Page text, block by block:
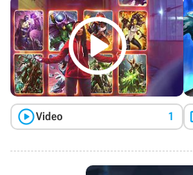

Video 1